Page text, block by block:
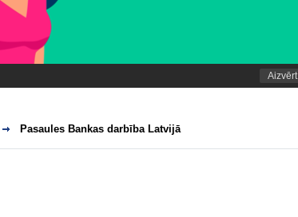
Aizvērt
Pasaules Bankas darbība Latvijā